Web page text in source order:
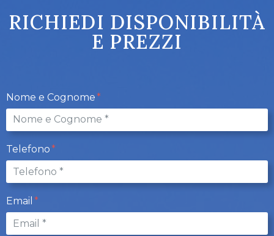
RICHIEDI DISPONIBILITÀ
E PREZZI
Nome e Cognome
Telefono
Email